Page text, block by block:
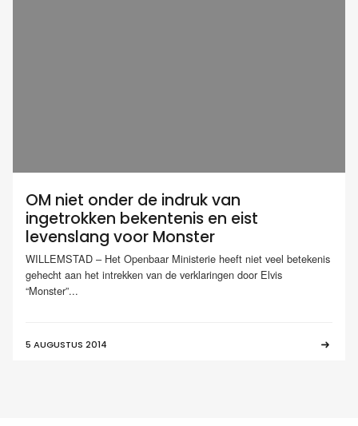
OM niet onder de indruk van
ingetrokken bekentenis en eist
levenslang voor Monster
WILLEMSTAD – Het Openbaar Ministerie heeft niet veel betekenis
gehecht aan het intrekken van de verklaringen door Elvis
“Monster”...
5 AUGUSTUS 2014